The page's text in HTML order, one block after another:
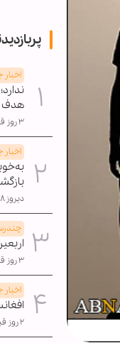
هدف
۳ روز قبل
دیروز ۱۷:۲۸
۳ روز قبل
۲ روز قبل